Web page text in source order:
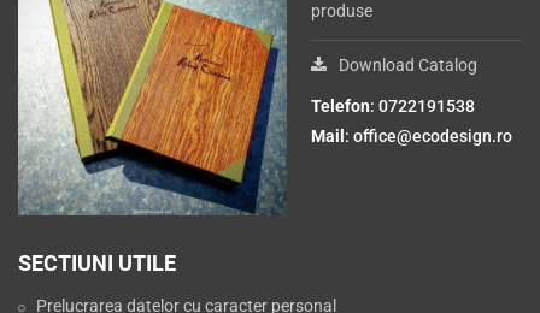
produse
Download Catalog
Telefon: 0722191538
Mail : office@ecodesign.ro
SECTIUNI UTILE
Prelucrarea datelor cu caracter personal